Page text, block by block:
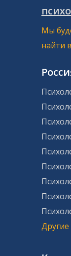
Мы
найти
Другие